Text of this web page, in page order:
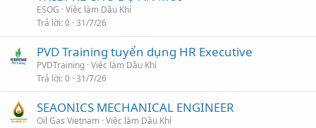
ESOG Việc làm Dầu Khí
Trả lời 0 31/7/26
PVD Training tuyển dụng HR Executive
PVDTraining Việc làm Dầu Khí
Trả lời 0 31/7/26
SEAONICS MECHANICAL ENGINEER
Oil Gas Vietnam Việc làm Dầu Khí